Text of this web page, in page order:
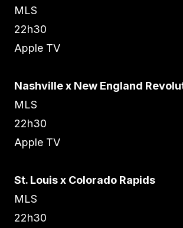
MLS
22h30
Apple TV
Nashville x New England
MLS
22h30
Apple TV
St. Louis x Colorado Rapids
MLS
22h30